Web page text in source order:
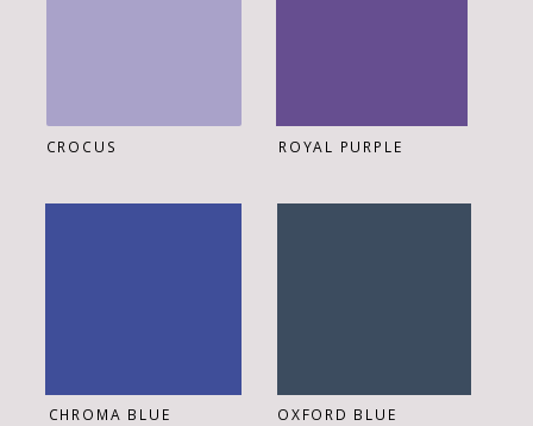
ROYAL PURPLE
CROCUS
OXFORD BLUE
CHROMA BLUE